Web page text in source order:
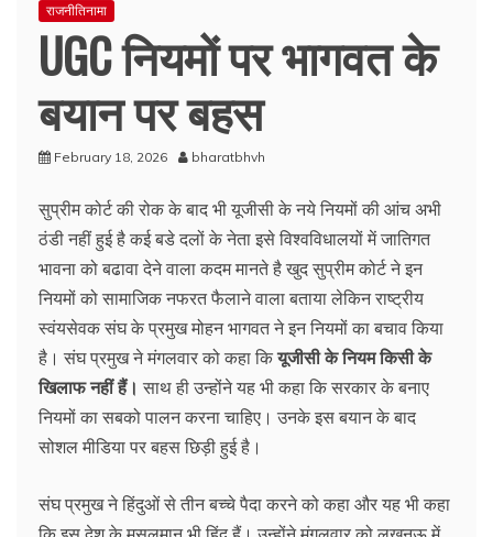
राजनीतिनामा
UGC नियमों पर भागवत के
बयान पर बहस
February 18, 2026 bharatbhvh
सुप्रीम कोर्ट की रोक के बाद भी यूजीसी के नये नियमों की आंच अभी
ठंडी नहीं हुई है कई बडे दलों के नेता इसे विश्वविधालयों में जातिगत
भावना को बढावा देने वाला कदम मानते है खुद सुप्रीम कोर्ट ने इन
नियमों को सामाजिक नफरत फैलाने वाला बताया लेकिन राष्ट्रीय
स्वंयसेवक संघ के प्रमुख मोहन भागवत ने इन नियमों का बचाव किया
है। संघ प्रमुख ने मंगलवार को कहा कियूजीसी के नियम किसी के
खिलाफ नहीं हैं। साथ ही उन्होंने यह भी कहा कि सरकार के बनाए
नियमों का सबको पालन करना चाहिए। उनके इस बयान के बाद
सोशल मीडिया पर बहस छिड़ी हुई है।
संघ प्रमुख ने हिंदुओं से तीन बच्चे पैदा करने को कहा और यह भी कहा